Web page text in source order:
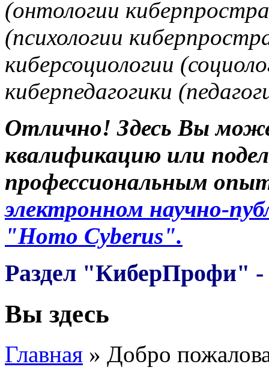
(онтологии
(психологии
киберсоциологии
киберпедагогики
Отлично! Здесь Вы
квалификацию или
профессиональным
электронном научно-
"Homo Cyberus".
Раздел "КиберПрофи" -
Вы здесь
Главная » Добро